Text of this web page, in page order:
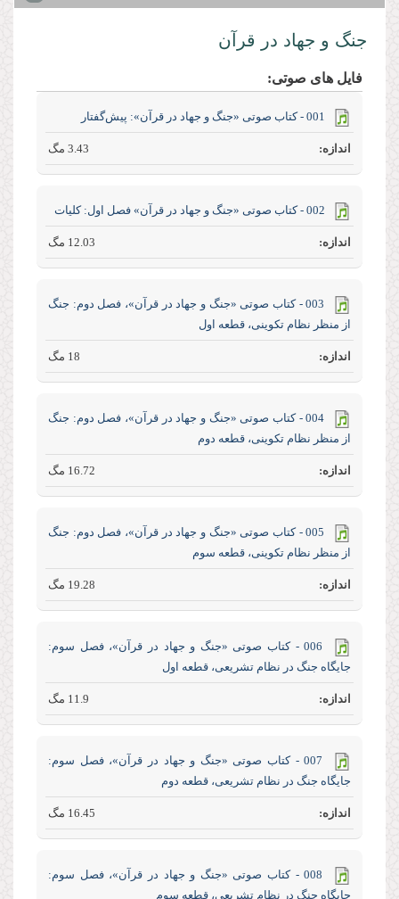
جنگ و جهاد در قرآن
فایل های صوتی:
001 - کتاب صوتی «جنگ و جهاد در قرآن»: پیش‌گفتار
3.43 مگ
002 - کتاب صوتی «جنگ و جهاد در قرآن» فصل اول: کلیات
12.03 مگ
003 - کتاب صوتی «جنگ و جهاد در قرآن»، فصل دوم: جنگ
از منظر نظام تکوینی، قطعه اول
18 مگ
004 - کتاب صوتی «جنگ و جهاد در قرآن»، فصل دوم: جنگ
از منظر نظام تکوینی، قطعه دوم
16.72 مگ
005 - کتاب صوتی «جنگ و جهاد در قرآن»، فصل دوم: جنگ
از منظر نظام تکوینی، قطعه سوم
19.28 مگ
006 - کتاب صوتی «جنگ و جهاد در قرآن»، فصل سوم:
جایگاه جنگ در نظام تشریعی، قطعه اول
11.9 مگ
007 - کتاب صوتی «جنگ و جهاد در قرآن»، فصل سوم:
جایگاه جنگ در نظام تشریعی، قطعه دوم
16.45 مگ
008 - کتاب صوتی «جنگ و جهاد در قرآن»، فصل سوم:
جایگاه جنگ در نظام تشریعی، قطعه سوم